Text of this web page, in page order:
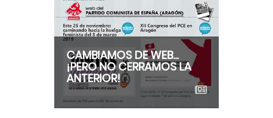
CAMBIAMOS DE WEB...
¡PERO NO CERRAMOS LA
ANTERIOR!